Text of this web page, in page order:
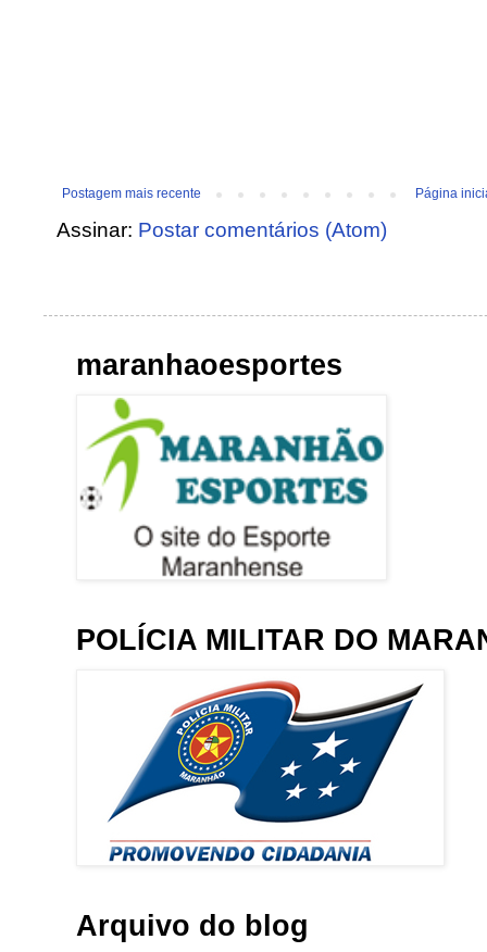
Postagem mais recente Página
Assinar: Postar comentários (Atom)
maranhaoesportes
POLÍCIA MILITAR DO
Arquivo do blog